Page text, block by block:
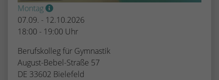
Montag
07.09. - 12.10.2026
18:00 - 19:00 Uhr
Berufskolleg für Gymnastik
August-Bebel-Straße 57
DE 33602 Bielefeld